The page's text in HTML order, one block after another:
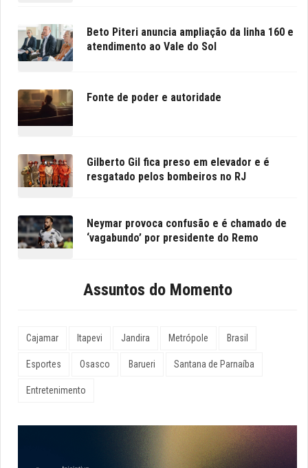
Beto Piteri anuncia ampliação da linha 160 e
atendimento ao Vale do Sol
Fonte de poder e autoridade
Gilberto Gil fica preso em elevador e é
resgatado pelos bombeiros no RJ
Neymar provoca confusão e é chamado de
‘vagabundo’ por presidente do Remo
Assuntos do Momento
Cajamar Itapevi Jandira Metrópole Brasil
Esportes Osasco Barueri Santana de Parnaíba
Entretenimento